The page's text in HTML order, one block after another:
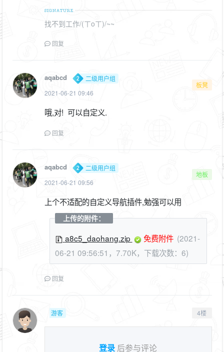
找不到工作/(ㄒoㄒ)/~~
回复
aqabcd
二级用户组
2021-06-21 09:46
板凳
哦,对! 可以自定义.
回复
aqabcd
二级用户组
2021-06-21 09:56
地板
上个不适配的自定义导航插件,勉强可以用
上传的附件：
a8c5_daohang.zip 免费附件 (2021-
06-21 09:56:51，7.70K，下载次数：6)
回复
游客 4楼
登录 后参与评论